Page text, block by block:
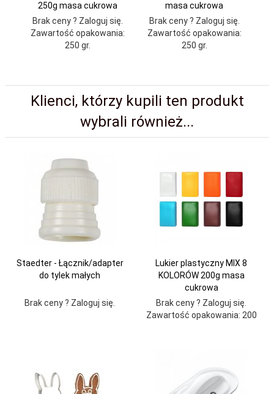
250g masa cukrowa
Brak ceny ? Zaloguj się.
Zawartość opakowania:
250 gr.
masa cukrowa
Brak ceny ? Zaloguj się.
Zawartość opakowania:
250 gr.
Klienci, którzy kupili ten produkt
wybrali również...
Staedter - Łącznik/adapter
do tylek małych
Brak ceny ? Zaloguj się.
Lukier plastyczny MIX 8
KOLORÓW 200g masa
cukrowa
Brak ceny ? Zaloguj się.
Zawartość opakowania: 200